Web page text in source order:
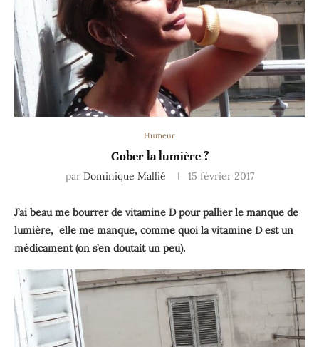
Humeur
Gober la lumière ?
par Dominique Mallié 15 février 2017
J’ai beau me bourrer de vitamine D pour pallier le manque de
lumière, elle me manque, comme quoi la vitamine D est un
médicament (on s’en doutait un peu).